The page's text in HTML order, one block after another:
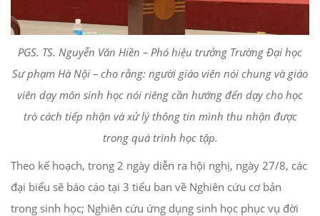
PGS. TS. Nguyễn Văn Hiền – Phó hiệu trưởng Trường Đại học
Sư phạm Hà Nội – cho rằng: người giáo viên nói chung và giáo
viên dạy môn sinh học nói riêng cần hướng đến dạy cho học
trò cách tiếp nhận và xử lý thông tin mình thu nhận được
trong quá trình học tập.
Theo kế hoạch, trong 2 ngày diễn ra hội nghị, ngày 27/8, các
đại biểu sẽ báo cáo tại 3 tiểu ban về Nghiên cứu cơ bản
trong sinh học; Nghiên cứu ứng dụng sinh học phục vụ đời